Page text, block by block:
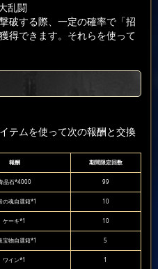
乱闘
破する際、一定の確率で「招
得できます。それらを使って
テムを使って次の報酬と交換
報酬 期間限定回数
晶石*4000 99
の魂自選箱*1 10
ケーキ*1 10
宝物自選箱*1 5
ワイン*1 1